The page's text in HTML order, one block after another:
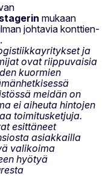
mukaan
johtavia konttien-
ja
ovat riippuvaisia
kuormien
meidän on
ei aiheuta hintojen
toimitusketjuja.
esittäneet
asiakkailla
valikoima
hyötyä